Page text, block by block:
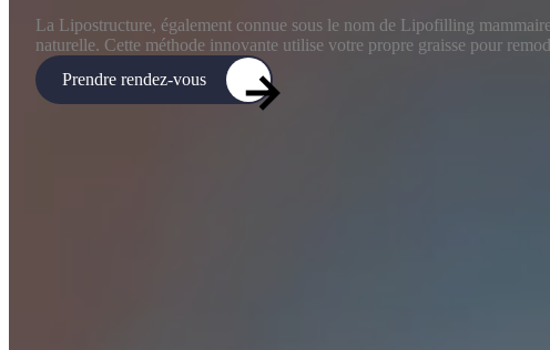
La Lipostructure, également connue sous le nom de Lipofilling
naturelle. Cette méthode innovante utilise votre propre graisse pour
Prendre rendez-vous